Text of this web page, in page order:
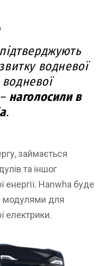
водневої
водневої
наголосили в
.
займається
та іншог
Hanwha буде
модулями для
електрики.